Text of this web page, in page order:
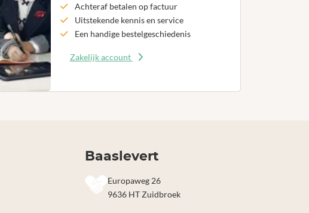
Achteraf betalen op factuur
Uitstekende kennis en service
Een handige bestelgeschiedenis
Zakelijk account
Baaslevert
Europaweg 26
9636 HT Zuidbroek